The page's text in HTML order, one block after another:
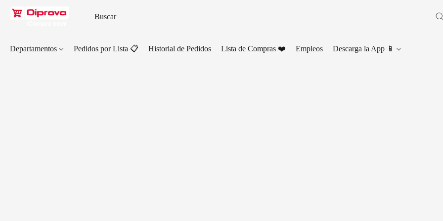
Departamentos Pedidos por Lista 📋 Historial de Pedidos Lista de Compras ❤️ Empleos Descarga la App 📱